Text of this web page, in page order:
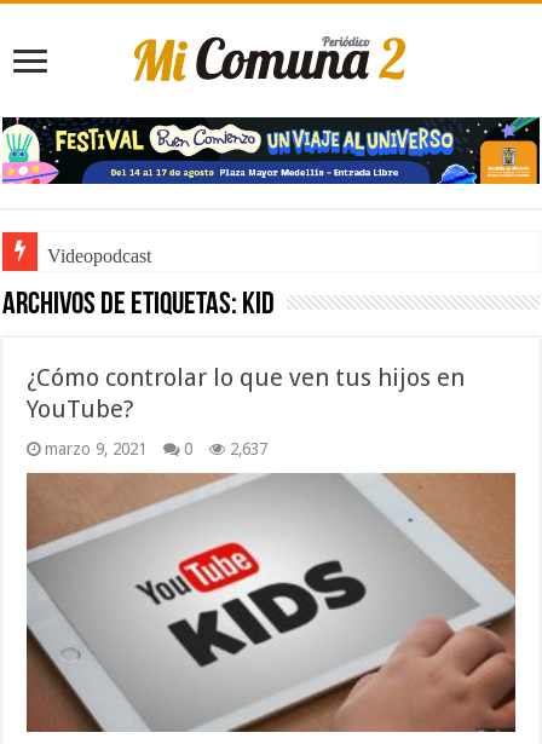
Videopodcast
Archivos de etiquetas: Kid
¿Cómo controlar lo que ven tus hijos en
YouTube?
marzo 9, 2021 0 2,637